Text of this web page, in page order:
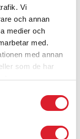
Vi
och annan
medier och
med.
med annan
som de har
DE STÖRSTA I
ÖPPEN FÖR ALLA
FÖR
av en terminal
möjliggör hållbara